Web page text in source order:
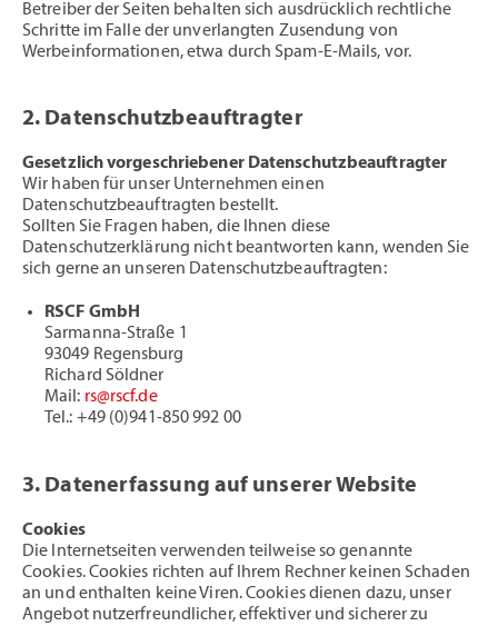
Betreiber der Seiten behalten sich ausdrücklich rechtliche
Schritte im Falle der unverlangten Zusendung von
Werbeinformationen, etwa durch Spam-E-Mails, vor.
2. Datenschutzbeauftragter
Gesetzlich vorgeschriebener Datenschutzbeauftragter
Wir haben für unser Unternehmen einen
Datenschutzbeauftragten bestellt.
Sollten Sie Fragen haben, die Ihnen diese
Datenschutzerklärung nicht beantworten kann, wenden Sie
sich gerne an unseren Datenschutzbeauftragten:
RSCF GmbH
Sarmanna-Straße 1
93049 Regensburg
Richard Söldner
Mail: rs@rscf.de
Tel.: +49 (0)941-850 992 00
3. Datenerfassung auf unserer Website
Cookies
Die Internetseiten verwenden teilweise so genannte
Cookies. Cookies richten auf Ihrem Rechner keinen Schaden
an und enthalten keine Viren. Cookies dienen dazu, unser
Angebot nutzerfreundlicher, effektiver und sicherer zu